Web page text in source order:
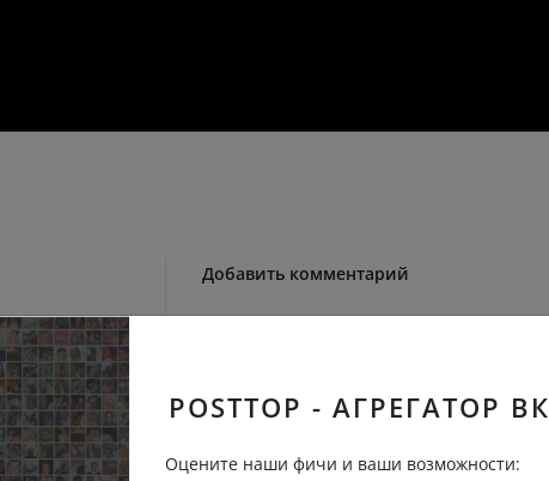
Пожаловаться
Добавить комментарий
POSTTOP - АГРЕГАТОР ВК
Оцените наши фичи и ваши возможности: